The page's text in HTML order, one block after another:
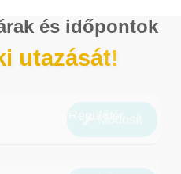
és időpontok
utazását!